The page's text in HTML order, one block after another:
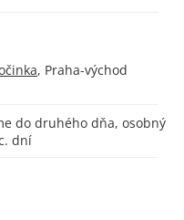
, Praha-východ
do druhého dňa, osobný
dní